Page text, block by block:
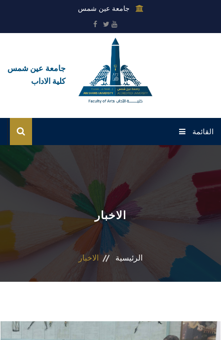
جامعة عين شمس
جامعة عين شمس
كلية الاداب
القائمة
عن الكلية
القطاعات
المراكز والوحدات
الاخبار
الرئيسية الاخبار